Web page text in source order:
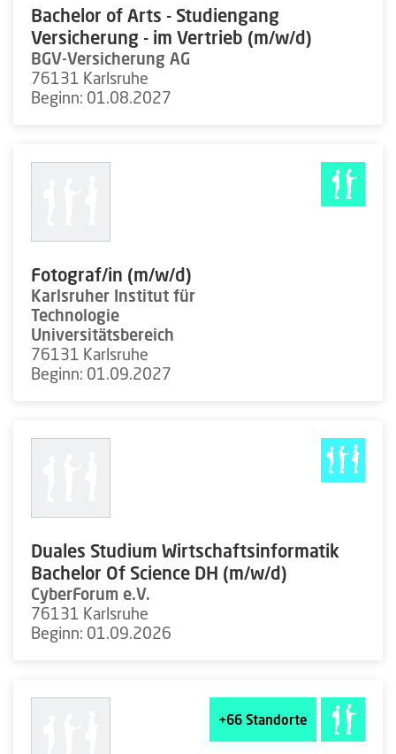
Bachelor of Arts - Studiengang
Versicherung - im Vertrieb (m/w/d)
BGV-Versicherung AG
76131 Karlsruhe
Beginn: 01.08.2027
Fotograf/in (m/w/d)
Karlsruher Institut für
Technologie
Universitätsbereich
76131 Karlsruhe
Beginn: 01.09.2027
Duales Studium Wirtschaftsinformatik
Bachelor Of Science DH (m/w/d)
CyberForum e.V.
76131 Karlsruhe
Beginn: 01.09.2026
+66 Standorte